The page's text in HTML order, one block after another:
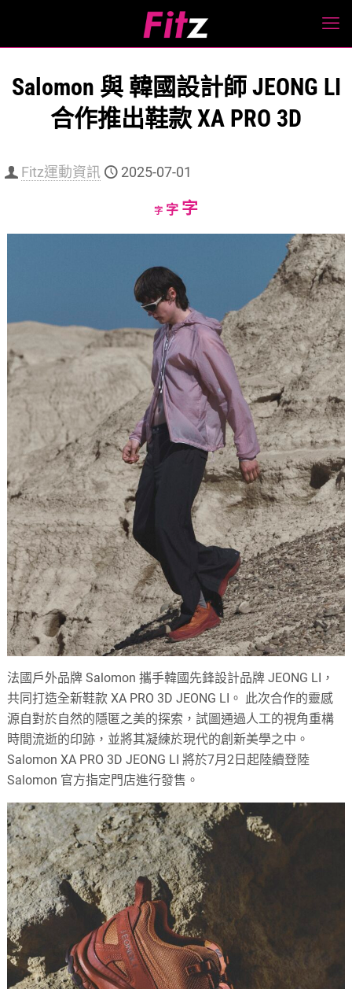
Salomon 與 韓國設計師 JEONG LI
合作推出鞋款 XA PRO 3D
Fitz運動資訊 2025-07-01
字Decrease
字Reset
字Increase
法國戶外品牌 Salomon 攜手韓國先鋒設計品牌 JEONG LI，
共同打造全新鞋款 XA PRO 3D JEONG LI。 此次合作的靈感
源自對於自然的隱匿之美的探索，試圖通過人工的視角重構
時間流逝的印跡，並將其凝練於現代的創新美學之中。
Salomon XA PRO 3D JEONG LI 將於7月2日起陸續登陸
Salomon 官方指定門店進行發售。